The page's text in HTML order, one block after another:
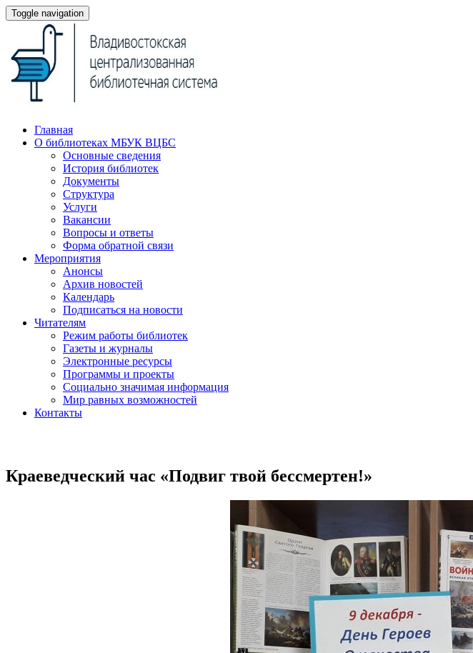
Toggle navigation
Главная
О библиотеках МБУК ВЦБС
Основные сведения
История библиотек
Документы
Структура
Услуги
Вакансии
Вопросы и ответы
Форма обратной связи
Мероприятия
Анонсы
Архив новостей
Календарь
Подписаться на новости
Читателям
Режим работы библиотек
Газеты и журналы
Электронные ресурсы
Программы и проекты
Социально значимая информация
Мир равных возможностей
Контакты
Краеведческий час «Подвиг твой бессмертен!»